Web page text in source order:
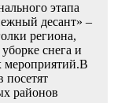
этапа
десант» –
региона,
снега и
мероприятий.В
посетят
районов